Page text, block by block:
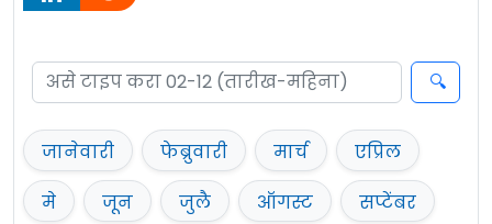
जानेवारी फेब्रुवारी मार्च
एप्रिल
मे
जून जुलै ऑगस्ट
सप्टेंबर